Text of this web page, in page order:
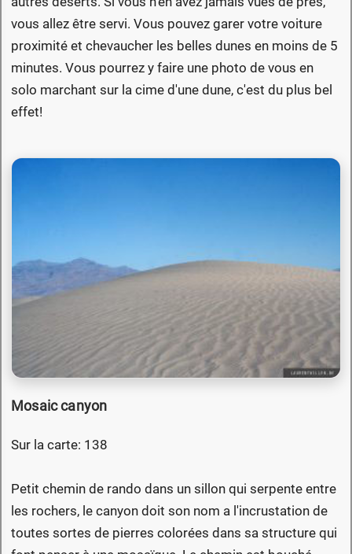
vous allez être servi. Vous pouvez garer votre voiture
proximité et chevaucher les belles dunes en moins de 5
minutes. Vous pourrez y faire une photo de vous en
solo marchant sur la cime d'une dune, c'est du plus bel
effet!
Mosaic canyon
Sur la carte: 138
Petit chemin de rando dans un sillon qui serpente entre
les rochers, le canyon doit son nom a l'incrustation de
toutes sortes de pierres colorées dans sa structure qui